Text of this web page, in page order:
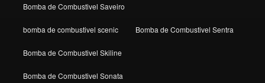
Bomba de Combustivel Saveiro
bomba de combustivel scenic Bomba de Combustivel Sentra
Bomba de Combustivel Skiline
Bomba de Combustivel Sonata